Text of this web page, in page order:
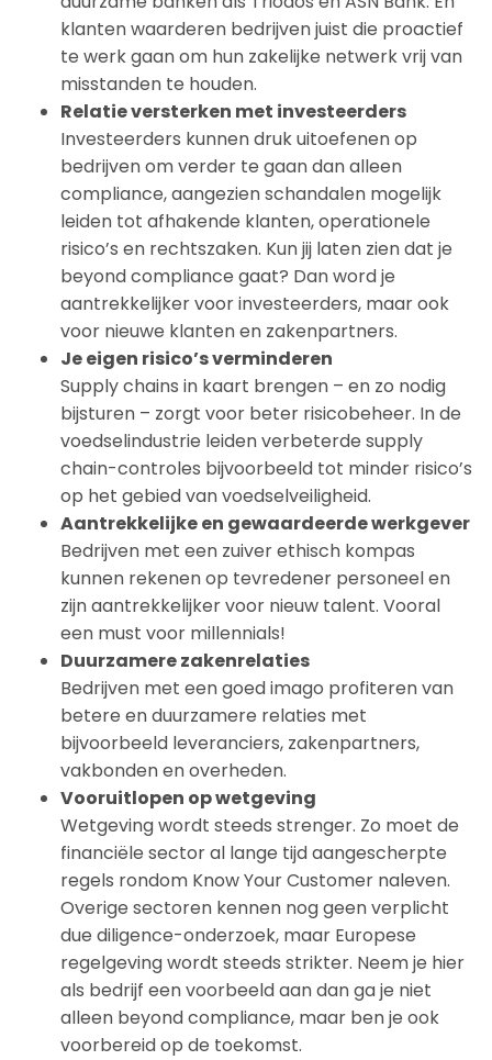
klanten waarderen bedrijven juist die proactief
te werk gaan om hun zakelijke netwerk vrij van
misstanden te houden.
Relatie versterken met investeerders
Investeerders kunnen druk uitoefenen op
bedrijven om verder te gaan dan alleen
compliance, aangezien schandalen mogelijk
leiden tot afhakende klanten, operationele
risico’s en rechtszaken. Kun jij laten zien dat je
beyond compliance gaat? Dan word je
aantrekkelijker voor investeerders, maar ook
voor nieuwe klanten en zakenpartners.
Je eigen risico’s verminderen
Supply chains in kaart brengen – en zo nodig
bijsturen – zorgt voor beter risicobeheer. In de
voedselindustrie leiden verbeterde supply
chain-controles bijvoorbeeld tot minder risico’s
op het gebied van voedselveiligheid.
Aantrekkelijke en gewaardeerde werkgever
Bedrijven met een zuiver ethisch kompas
kunnen rekenen op tevredener personeel en
zijn aantrekkelijker voor nieuw talent. Vooral
een must voor millennials!
Duurzamere zakenrelaties
Bedrijven met een goed imago profiteren van
betere en duurzamere relaties met
bijvoorbeeld leveranciers, zakenpartners,
vakbonden en overheden.
Vooruitlopen op wetgeving
Wetgeving wordt steeds strenger. Zo moet de
financiële sector al lange tijd aangescherpte
regels rondom Know Your Customer naleven.
Overige sectoren kennen nog geen verplicht
due diligence-onderzoek, maar Europese
regelgeving wordt steeds strikter. Neem je hier
als bedrijf een voorbeeld aan dan ga je niet
alleen beyond compliance, maar ben je ook
voorbereid op de toekomst.